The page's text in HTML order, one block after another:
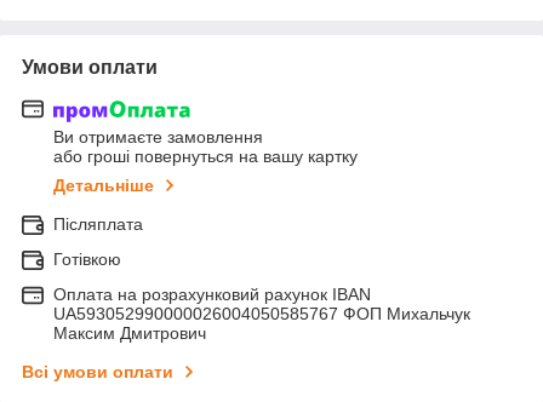
Умови оплати
Ви отримаєте замовлення
або гроші повернуться на вашу картку
Детальніше
Післяплата
Готівкою
Оплата на розрахунковий рахунок IBAN
UA593052990000026004050585767 ФОП Михальчук
Максим Дмитрович
Всі умови оплати